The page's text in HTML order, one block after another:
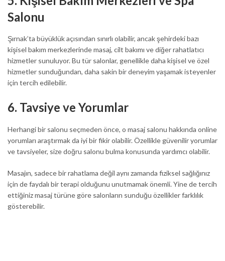
Salonu
Şırnak’ta büyüklük açısından sınırlı olabilir, ancak şehirdeki bazı
kişisel bakım merkezlerinde masaj, cilt bakımı ve diğer rahatlatıcı
hizmetler sunuluyor. Bu tür salonlar, genellikle daha kişisel ve özel
hizmetler sunduğundan, daha sakin bir deneyim yaşamak isteyenler
için tercih edilebilir.
6. Tavsiye ve Yorumlar
Herhangi bir salonu seçmeden önce, o masaj salonu hakkında online
yorumları araştırmak da iyi bir fikir olabilir. Özellikle güvenilir yorumlar
ve tavsiyeler, size doğru salonu bulma konusunda yardımcı olabilir.
Masajın, sadece bir rahatlama değil aynı zamanda fiziksel sağlığınız
için de faydalı bir terapi olduğunu unutmamak önemli. Yine de tercih
ettiğiniz masaj türüne göre salonların sunduğu özellikler farklılık
gösterebilir.